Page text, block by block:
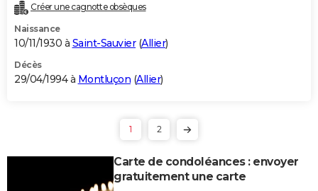
Créer une cagnotte obsèques
Naissance
10/11/1930 à Saint-Sauvier(Allier)
Décès
29/04/1994 à Montluçon (Allier)
1 2
Carte de condoléances : envoyer
gratuitement une carte